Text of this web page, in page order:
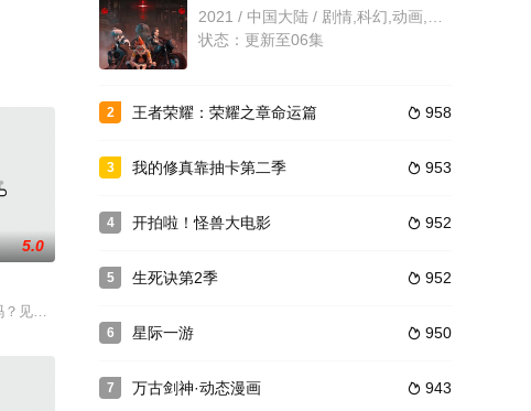
付出代价！他：“你知道狗的特性是什么吗？勇敢
头披着羊皮的狼，敢骂他是狗？那就要付出代价！他：“你知道狗的特性是什么
5.0
见过比纨绔还嚣张的家丁吗？见过比帝王还霸气的家丁吗？见过勾搭自家小姐
状态：更新至06集
2  958
王者荣耀：荣耀之章命运篇
3  953
我的修真靠抽卡第二季
4  952
开拍啦！怪兽大电影
5  952
生死诀第2季
6  950
星际一游
7  943
万古剑神·动态漫画